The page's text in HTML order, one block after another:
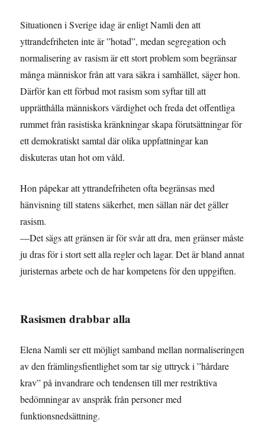
Situationen i Sverige idag är enligt Namli den att
yttrandefriheten inte är ”hotad”, medan segregation och
normalisering av rasism är ett stort problem som begränsar
många människor från att vara säkra i samhället, säger hon.
Därför kan ett förbud mot rasism som syftar till att
upprätthålla människors värdighet och freda det offentliga
rummet från rasistiska kränkningar skapa förutsättningar för
ett demokratiskt samtal där olika uppfattningar kan
diskuteras utan hot om våld.
Hon påpekar att yttrandefriheten ofta begränsas med
hänvisning till statens säkerhet, men sällan när det gäller
rasism.
—Det sägs att gränsen är för svår att dra, men gränser måste
ju dras för i stort sett alla regler och lagar. Det är bland annat
juristernas arbete och de har kompetens för den uppgiften.
Rasismen drabbar alla
Elena Namli ser ett möjligt samband mellan normaliseringen
av den främlingsfientlighet som tar sig uttryck i ”hårdare
krav” på invandrare och tendensen till mer restriktiva
bedömningar av anspråk från personer med
funktionsnedsättning.